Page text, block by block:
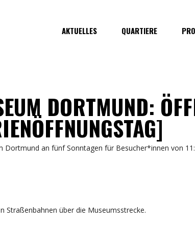
AKTUELLES QUARTIERE
DORTMUND:
an fünf Sonntagen für Besucher*innen von
Straßenbahnen über die Museumsstrecke.